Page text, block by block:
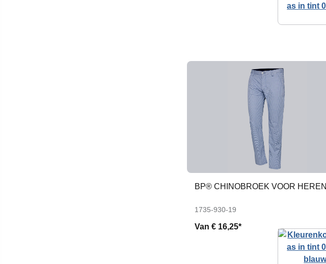
BP® CHINOBROEK VOOR HEREN
1735-930-19
Van € 16,25*